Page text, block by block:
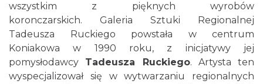
wszystkim z pięknych wyrobów
koronczarskich. Galeria Sztuki Regionalnej
Tadeusza Ruckiego powstała w centrum
Koniakowa w 1990 roku, z inicjatywy jej
pomysłodawcy Tadeusza Ruckiego. Artysta ten
wyspecjalizował się w wytwarzaniu regionalnych